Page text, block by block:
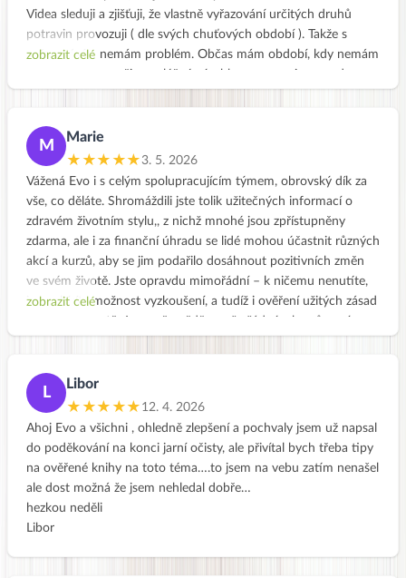
Videa sleduji a zjišťuji, že vlastně vyřazování určitých druhů
potravin provozuji ( dle svých chuťových období ). Takže s
vyřazováním nemám problém. Občas mám období, kdy nemám
jsem v nepohodě. Je super zjistit jak se vše dá rozumně a
vyváženě nahradit . Určitě budu v receptech pokračovat i po
kurzu. Po vyzkoušených receptech a cíleně vyřazených
potravinách se opravdu cítím lépe a váha jde dolů sama.
Chyběla mě cesta jak do svého jídelníčku zařadit lehká jídla, více
obilovin, luštěnin a hlavně jak je mohu sladit chutně se
zeleninou . Kurz předčil mé očekávání. Děkuji za tvou práci 👍
zobrazit celé
M
Marie
★★★★★3. 5. 2026
Vážená Evo i s celým spolupracujícím týmem, obrovský dík za
vše, co děláte. Shromáždili jste tolik užitečných informací o
zdravém životním stylu,, z nichž mnohé jsou zpřístupněny
zdarma, ale i za finanční úhradu se lidé mohou účastnit různých
akcí a kurzů, aby se jim podařilo dosáhnout pozitivních změn
ve svém životě. Jste opravdu mimořádní – k ničemu nenutíte,
jen nabízíte možnost vyzkoušení, a tudíž i ověření užitých zásad
Kromě všeho ostatniho vřele mohu doporučit shlédnutí videa
Vašeho rozhovoru s panem moderátorem Strakatým.
Ať se vám všem i nadále daří šířit pohodový přístup k životu!
Marie
zobrazit celé
L
Libor
★★★★★ 12. 4. 2026
Ahoj Evo a všichni , ohledně zlepšení a pochvaly jsem už napsal
do poděkování na konci jarní očisty, ale přivítal bych třeba tipy
na ověřené knihy na toto téma….to jsem na vebu zatím nenašel
ale dost možná že jsem nehledal dobře…
hezkou neděli
Libor